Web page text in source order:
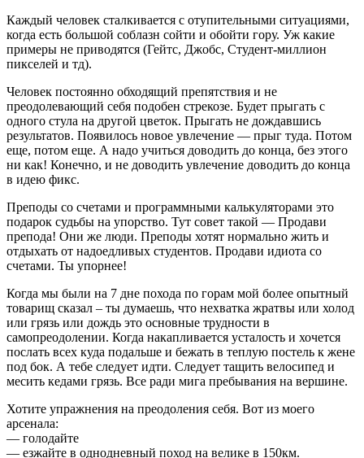
Каждый человек сталкивается с отупительными ситуациями,
когда есть большой соблазн сойти и обойти гору. Уж какие
примеры не приводятся (Гейтс, Джобс, Студент-миллион
пикселей и тд).
Человек постоянно обходящий препятствия и не
преодолевающий себя подобен стрекозе. Будет прыгать с
одного стула на другой цветок. Прыгать не дождавшись
результатов. Появилось новое увлечение — прыг туда. Потом
еще, потом еще. А надо учиться доводить до конца, без этого
ни как! Конечно, и не доводить увлечение доводить до конца
в идею фикс.
Преподы со счетами и программными калькуляторами это
подарок судьбы на упорство. Тут совет такой — Продави
препода! Они же люди. Преподы хотят нормально жить и
отдыхать от надоедливых студентов. Продави идиота со
счетами. Ты упорнее!
Когда мы были на 7 дне похода по горам мой более опытный
товарищ сказал – ты думаешь, что нехватка жратвы или холод
или грязь или дождь это основные трудности в
самопреодолении. Когда накапливается усталость и хочется
послать всех куда подальше и бежать в теплую постель к жене
под бок. А тебе следует идти. Следует тащить велосипед и
месить кедами грязь. Все ради мига пребывания на вершине.
Хотите упражнения на преодоления себя. Вот из моего
арсенала:
— голодайте
— езжайте в однодневный поход на велике в 150км.